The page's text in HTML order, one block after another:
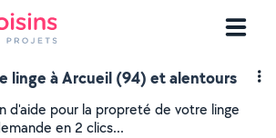
linge à Arcueil (94) et alentours
d'aide pour la propreté de votre linge
en 2 clics...